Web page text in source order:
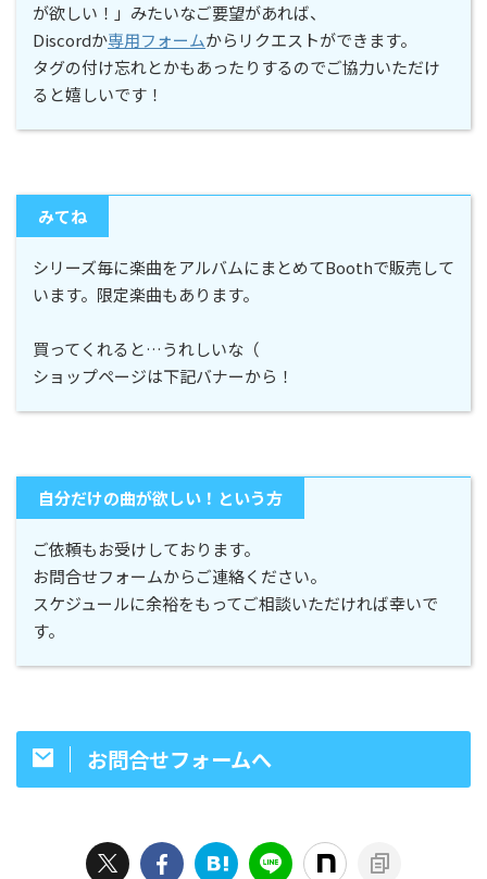
が欲しい！」みたいなご要望があれば、
Discordか専用フォームからリクエストができます。
タグの付け忘れとかもあったりするのでご協力いただけ
ると嬉しいです！
みてね
シリーズ毎に楽曲をアルバムにまとめてBoothで販売して
います。限定楽曲もあります。
買ってくれると…うれしいな（
ショップページは下記バナーから！
自分だけの曲が欲しい！という方
ご依頼もお受けしております。
お問合せフォームからご連絡ください。
スケジュールに余裕をもってご相談いただければ幸いで
す。
お問合せフォームへ